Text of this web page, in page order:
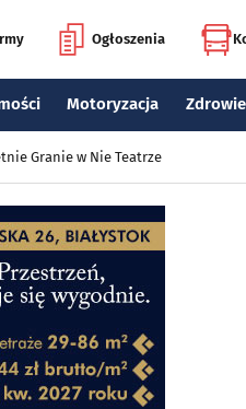
Ogłoszenia
Motoryzacja Zdrowie
Granie w Nie Teatrze